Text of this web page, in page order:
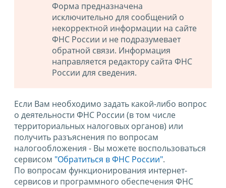
Форма предназначена
исключительно для сообщений о
некорректной информации на сайте
ФНС России и не подразумевает
обратной связи. Информация
направляется редактору сайта ФНС
России для сведения.
Если Вам необходимо задать какой-либо вопрос
о деятельности ФНС России (в том числе
территориальных налоговых органов) или
получить разъяснения по вопросам
налогообложения - Вы можете воспользоваться
сервисом "Обратиться в ФНС России".
По вопросам функционирования интернет-
сервисов и программного обеспечения ФНС